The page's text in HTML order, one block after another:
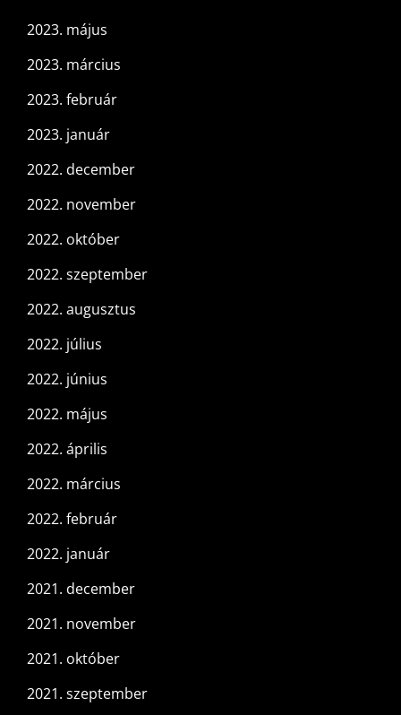
2023. május
2023. március
2023. február
2023. január
2022. december
2022. november
2022. október
2022. szeptember
2022. augusztus
2022. július
2022. június
2022. május
2022. április
2022. március
2022. február
2022. január
2021. december
2021. november
2021. október
2021. szeptember